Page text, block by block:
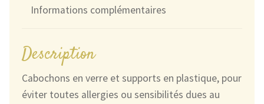
Informations complémentaires
Description
Cabochons en verre et supports en plastique, pour
éviter toutes allergies ou sensibilités dues au